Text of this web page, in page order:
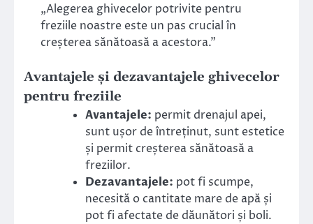
„Alegerea ghivecelor potrivite pentru
freziile noastre este un pas crucial în
creșterea sănătoasă a acestora.”
Avantajele și dezavantajele ghivecelor
pentru freziile
Avantajele: permit drenajul apei,
sunt ușor de întreținut, sunt estetice
și permit creșterea sănătoasă a
freziilor.
Dezavantajele: pot fi scumpe,
necesită o cantitate mare de apă și
pot fi afectate de dăunători și boli.